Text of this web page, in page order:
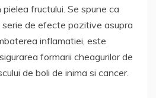
fructului. Se spune ca
de efecte pozitive asupra
inflamatiei, este
formarii cheagurilor de
de boli de inima si cancer.